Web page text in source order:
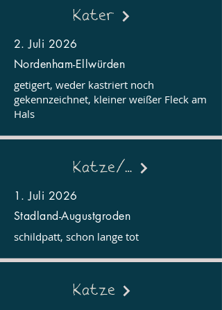
Kater
2. Juli 2026
Nordenham-Ellwürden
getigert, weder kastriert noch
gekennzeichnet, kleiner weißer Fleck am
Hals
Katze/Kater
1. Juli 2026
Stadland-Augustgroden
schildpatt, schon lange tot
Katze